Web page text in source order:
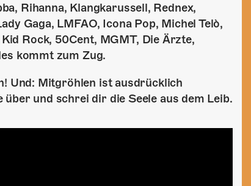
Rihanna, Klangkarussell, Rednex,
Gaga, LMFAO, Icona Pop, Michel Telò,
Rock, 50Cent, MGMT, Die Ärzte,
kommt zum Zug.
Und: Mitgröhlen ist ausdrücklich
und schrei dir die Seele aus dem Leib.